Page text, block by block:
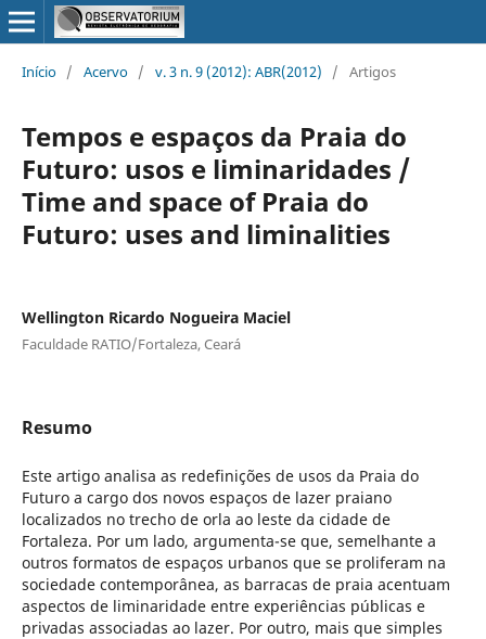
Início / Acervo / v. 3 n. 9 (2012): ABR(2012) / Artigos
Tempos e espaços da Praia do
Futuro: usos e liminaridades /
Time and space of Praia do
Futuro: uses and liminalities
Wellington Ricardo Nogueira Maciel
Faculdade RATIO/Fortaleza, Ceará
Resumo
Este artigo analisa as redefinições de usos da Praia do
Futuro a cargo dos novos espaços de lazer praiano
localizados no trecho de orla ao leste da cidade de
Fortaleza. Por um lado, argumenta-se que, semelhante a
outros formatos de espaços urbanos que se proliferam na
sociedade contemporânea, as barracas de praia acentuam
aspectos de liminaridade entre experiências públicas e
privadas associadas ao lazer. Por outro, mais que simples